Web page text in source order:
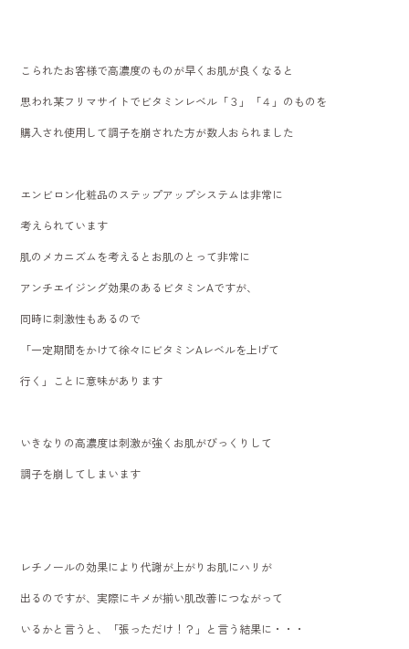
こられたお客様で高濃度のものが早くお肌が良くなると
思われ某フリマサイトでビタミンレベル「３」「４」のものを
購入され使用して調子を崩された方が数人おられました
エンビロン化粧品のステップアップシステムは非常に
考えられています
肌のメカニズムを考えるとお肌のとって非常に
アンチエイジング効果のあるビタミンAですが、
同時に刺激性もあるので
「一定期間をかけて徐々にビタミンAレベルを上げて
行く」ことに意味があります
いきなりの高濃度は刺激が強くお肌がびっくりして
調子を崩してしまいます
レチノールの効果により代謝が上がりお肌にハリが
出るのですが、実際にキメが揃い肌改善につながって
いるかと言うと、「張っただけ！？」と言う結果に・・・